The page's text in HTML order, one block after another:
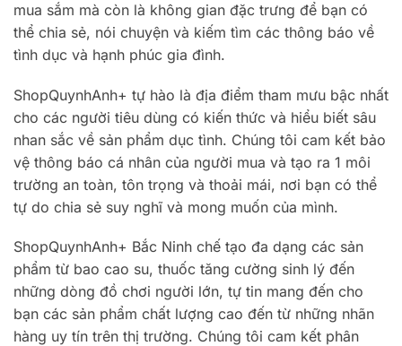
mua sắm mà còn là không gian đặc trưng để bạn có
thể chia sẻ, nói chuyện và kiếm tìm các thông báo về
tình dục và hạnh phúc gia đình.
ShopQuynhAnh+ tự hào là địa điểm tham mưu bậc nhất
cho các người tiêu dùng có kiến ​​thức và hiểu biết sâu
nhan sắc về sản phẩm dục tình. Chúng tôi cam kết bảo
vệ thông báo cá nhân của người mua và tạo ra 1 môi
trường an toàn, tôn trọng và thoải mái, nơi bạn có thể
tự do chia sẻ suy nghĩ và mong muốn của mình.
ShopQuynhAnh+ Bắc Ninh chế tạo đa dạng các sản
phẩm từ bao cao su, thuốc tăng cường sinh lý đến
những dòng đồ chơi người lớn, tự tin mang đến cho
bạn các sản phẩm chất lượng cao đến từ những nhãn
hàng uy tín trên thị trường. Chúng tôi cam kết phân